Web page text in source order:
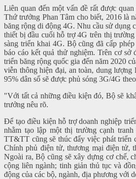
Liên quan đến một vấn đề rất được
Thứ trưởng Phan Tâm cho biết, 2016 là
băng rộng di động 4G. Nhu cầu sử dụng
thiết bị đầu cuối hỗ trợ 4G trên thị
sàng triển khai 4G. Bộ cũng đã cấp
báo cáo kết quả thử nghiệm. Trên cơ
triển băng rộng quốc gia đến năm 2020
viễn thông hiện đại, an toàn, dung
95% dân số sẽ được phủ sóng 3G/4G
"Với tất cả những điều kiện đó, Bộ sẽ
trưởng nêu rõ.
Để tạo điều kiện hỗ trợ doanh nghiệp
nhằm tạo lập một thị trường cạnh
TT&TT cũng sẽ thúc đẩy việc phát triển
Chính phủ điện tử, thương mại điện tử,
Ngoài ra, Bộ cũng sẽ xây dựng cơ chế,
cộng liên ngành; tinh giản thủ tục và
động của các bộ, ngành, địa phương với